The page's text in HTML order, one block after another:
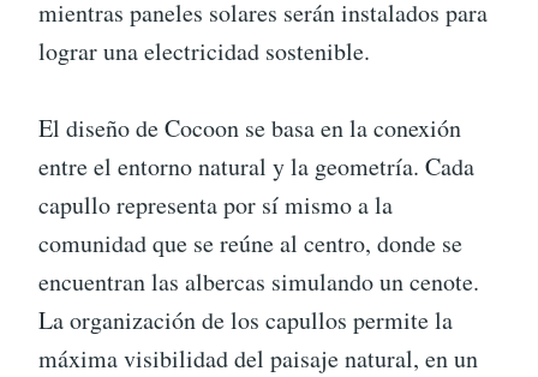
mientras paneles solares serán instalados para
lograr una electricidad sostenible.
El diseño de Cocoon se basa en la conexión
entre el entorno natural y la geometría. Cada
capullo representa por sí mismo a la
comunidad que se reúne al centro, donde se
encuentran las albercas simulando un cenote.
La organización de los capullos permite la
máxima visibilidad del paisaje natural, en un